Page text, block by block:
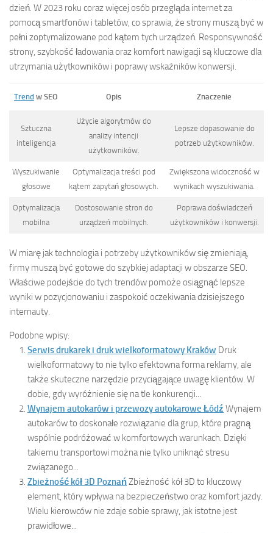
dzień. W 2023 roku coraz więcej osób przegląda internet za
pomocą smartfonów i tabletów, co sprawia, że strony muszą być w
pełni zoptymalizowane pod kątem tych urządzeń. Responsywność
strony, szybkość ładowania oraz komfort nawigacji są kluczowe dla
utrzymania użytkowników i poprawy wskaźników konwersji.
Trend w SEO Opis Znaczenie
Sztuczna
inteligencja
Użycie algorytmów do
analizy intencji
użytkowników.
Lepsze dopasowanie do
potrzeb użytkowników.
Wyszukiwanie
głosowe
Optymalizacja treści pod
kątem zapytań głosowych.
Zwiększona widoczność w
wynikach wyszukiwania.
Optymalizacja
mobilna
Dostosowanie stron do
urządzeń mobilnych.
Poprawa doświadczeń
użytkowników i konwersji.
W miarę jak technologia i potrzeby użytkowników się zmieniają,
firmy muszą być gotowe do szybkiej adaptacji w obszarze SEO.
Właściwe podejście do tych trendów pomoże osiągnąć lepsze
wyniki w pozycjonowaniu i zaspokoić oczekiwania dzisiejszego
internauty.
Podobne wpisy:
Serwis drukarek i druk wielkoformatowy Kraków Druk
wielkoformatowy to nie tylko efektowna forma reklamy, ale
także skuteczne narzędzie przyciągające uwagę klientów. W
dobie, gdy wyróżnienie się na tle konkurencji...
Wynajem autokarów i przewozy autokarowe Łódź Wynajem
autokarów to doskonałe rozwiązanie dla grup, które pragną
wspólnie podróżować w komfortowych warunkach. Dzięki
takiemu transportowi można nie tylko uniknąć stresu
związanego...
Zbieżność kół 3D PoznańZbieżność kół 3D to kluczowy
element, który wpływa na bezpieczeństwo oraz komfort jazdy.
Wielu kierowców nie zdaje sobie sprawy, jak istotne jest
prawidłowe...